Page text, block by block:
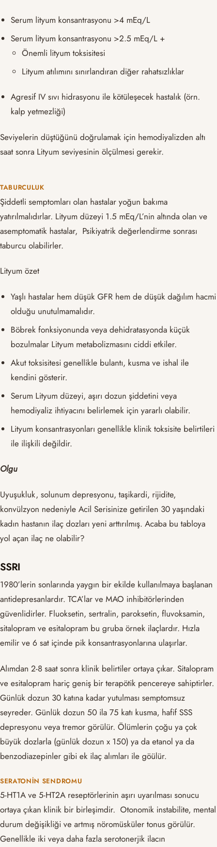
Serum lityum konsantrasyonu >4 mEq/L
Serum lityum konsantrasyonu >2.5 mEq/L +
Önemli lityum toksisitesi
Lityum atılımını sınırlandıran diğer rahatsızlıklar
Agresif IV sıvı hidrasyonu ile kötüleşecek hastalık (örn.
kalp yetmezliği)
Seviyelerin düştüğünü doğrulamak için hemodiyalizden altı
saat sonra Lityum seviyesinin ölçülmesi gerekir.
TABURCULUK
Şiddetli semptomları olan hastalar yoğun bakıma
yatırılmalıdırlar. Lityum düzeyi 1.5 mEq/L’nin altında olan ve
asemptomatik hastalar, Psikiyatrik değerlendirme sonrası
taburcu olabilirler.
Lityum özet
Yaşlı hastalar hem düşük GFR hem de düşük dağılım hacmi
olduğu unutulmamalıdır.
Böbrek fonksiyonunda veya dehidratasyonda küçük
bozulmalar Lityum metabolizmasını ciddi etkiler.
Akut toksisitesi genellikle bulantı, kusma ve ishal ile
kendini gösterir.
Serum Lityum düzeyi, aşırı dozun şiddetini veya
hemodiyaliz ihtiyacını belirlemek için yararlı olabilir.
Lityum konsantrasyonları genellikle klinik toksisite belirtileri
ile ilişkili değildir.
Olgu
Uyuşukluk, solunum depresyonu, taşikardi, rijidite,
konvülzyon nedeniyle Acil Serisinize getirilen 30 yaşındaki
kadın hastanın ilaç dozları yeni arttırılmış. Acaba bu tabloya
yol açan ilaç ne olabilir?
SSRI
1980’lerin sonlarında yaygın bir ekilde kullanılmaya başlanan
antidepresanlardır. TCA’lar ve MAO inhibitörlerinden
güvenlidirler. Fluoksetin, sertralin, paroksetin, fluvoksamin,
sitalopram ve esitalopram bu gruba örnek ilaçlardır. Hızla
emilir ve 6 sat içinde pik konsantrasyonlarına ulaşırlar.
Alımdan 2-8 saat sonra klinik belirtiler ortaya çıkar. Sitalopram
ve esitalopram hariç geniş bir terapötik pencereye sahiptirler.
Günlük dozun 30 katına kadar yutulması semptomsuz
seyreder. Günlük dozun 50 ila 75 katı kusma, hafif SSS
depresyonu veya tremor görülür. Ölümlerin çoğu ya çok
büyük dozlarla (günlük dozun x 150) ya da etanol ya da
benzodiazepinler gibi ek ilaç alımları ile göülür.
SERATONIN SENDROMU
5-HT1A ve 5-HT2A reseptörlerinin aşırı uyarılması sonucu
ortaya çıkan klinik bir birleşimdir. Otonomik instabilite, mental
durum değişikliği ve artmış nöromüsküler tonus görülür.
Genellikle iki veya daha fazla serotonerjik ilacın